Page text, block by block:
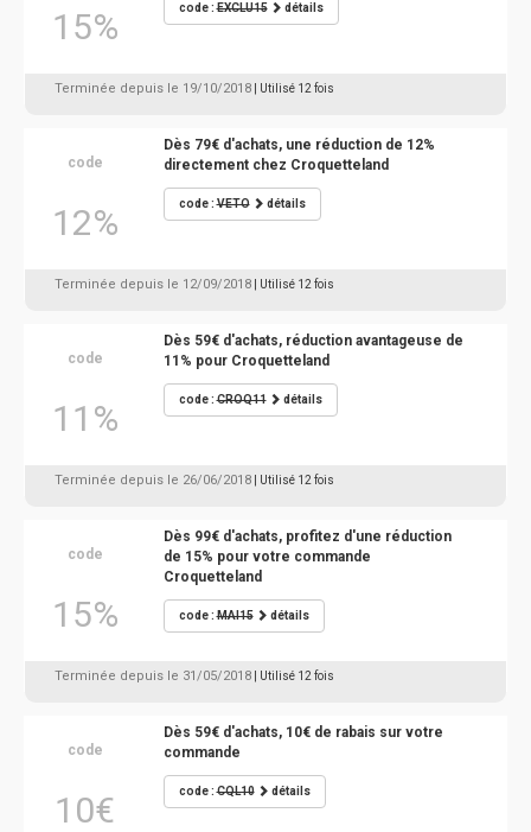
15% code :EXCLU15 détails
Terminée depuis le 19/10/2018 | Utilisé 12 fois
code
12%
Dès 79€ d'achats, une réduction de 12%
directement chez Croquetteland
code :VETO détails
Terminée depuis le 12/09/2018 | Utilisé 12 fois
code
11%
Dès 59€ d'achats, réduction avantageuse de
11% pour Croquetteland
code :CROQ11 détails
Terminée depuis le 26/06/2018 | Utilisé 12 fois
code
15%
Dès 99€ d'achats, profitez d'une réduction
de 15% pour votre commande
Croquetteland
code :MAI15 détails
Terminée depuis le 31/05/2018 | Utilisé 12 fois
code
10€
Dès 59€ d'achats, 10€ de rabais sur votre
commande
code :CQL10 détails